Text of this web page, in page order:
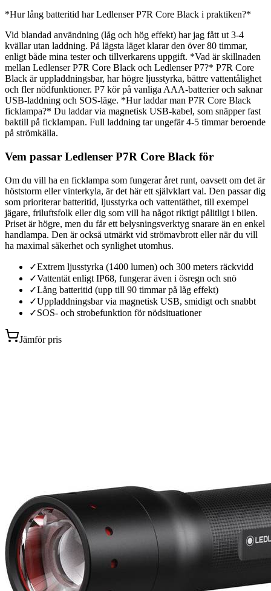
*Hur lång batteritid har Ledlenser P7R Core Black i praktiken?*
Vid blandad användning (låg och hög effekt) har jag fått ut 3-4
kvällar utan laddning. På lägsta läget klarar den över 80 timmar,
enligt både mina tester och tillverkarens uppgift. *Vad är skillnaden
mellan Ledlenser P7R Core Black och Ledlenser P7?* P7R Core
Black är uppladdningsbar, har högre ljusstyrka, bättre vattentålighet
och fler nödfunktioner. P7 kör på vanliga AAA-batterier och saknar
USB-laddning och SOS-läge. *Hur laddar man P7R Core Black
ficklampa?* Du laddar via magnetisk USB-kabel, som snäpper fast
baktill på ficklampan. Full laddning tar ungefär 4-5 timmar beroende
på strömkälla.
Vem passar Ledlenser P7R Core Black för
Om du vill ha en ficklampa som fungerar året runt, oavsett om det är
höststorm eller vinterkyla, är det här ett självklart val. Den passar dig
som prioriterar batteritid, ljusstyrka och vattentäthet, till exempel
jägare, friluftsfolk eller dig som vill ha något riktigt pålitligt i bilen.
Priset är högre, men du får ett belysningsverktyg snarare än en enkel
handlampa. Den är också utmärkt vid strömavbrott eller när du vill
ha maximal säkerhet och synlighet utomhus.
✓Extrem ljusstyrka (1400 lumen) och 300 meters räckvidd
✓Vattentät enligt IP68, fungerar även i ösregn och snö
✓Lång batteritid (upp till 90 timmar på låg effekt)
✓Uppladdningsbar via magnetisk USB, smidigt och snabbt
✓SOS- och strobefunktion för nödsituationer
Jämför pris